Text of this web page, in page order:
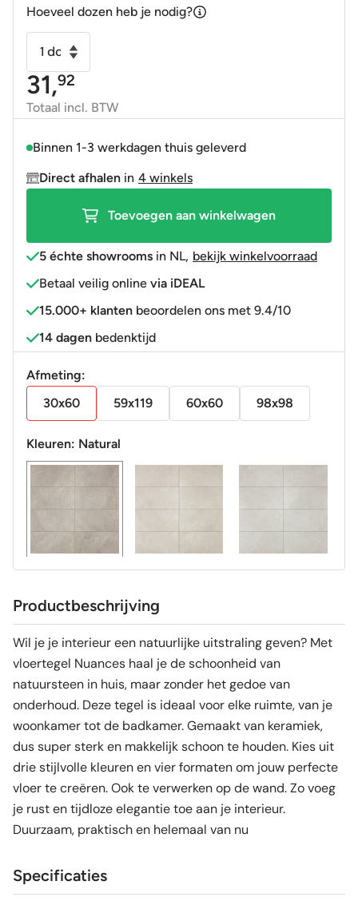
Hoeveel dozen heb je nodig?
Wandtegel
Nuances
natural
30x60
R9
31,92
Totaal incl. BTW
Binnen 1-3 werkdagen thuis geleverd
Direct afhalen in 4 winkels
Toevoegen aan winkelwagen
5 échte showrooms in NL, bekijk winkelvoorraad
Betaal veilig online via iDEAL
15.000+ klanten beoordelen ons met 9.4/10
14 dagen bedenktijd
Afmeting:
30x60
59x119 60x60 98x98
Kleuren: Natural
Productbeschrijving
Wil je je interieur een natuurlijke uitstraling geven? Met
vloertegel Nuances haal je de schoonheid van
natuursteen in huis, maar zonder het gedoe van
onderhoud. Deze tegel is ideaal voor elke ruimte, van je
woonkamer tot de badkamer. Gemaakt van keramiek,
dus super sterk en makkelijk schoon te houden. Kies uit
drie stijlvolle kleuren en vier formaten om jouw perfecte
vloer te creëren. Ook te verwerken op de wand. Zo voeg
je rust en tijdloze elegantie toe aan je interieur.
Duurzaam, praktisch en helemaal van nu
Specificaties